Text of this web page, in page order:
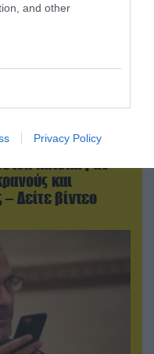
and other
Privacy Policy
κατέκαψαν
και
Δείτε βίντεο